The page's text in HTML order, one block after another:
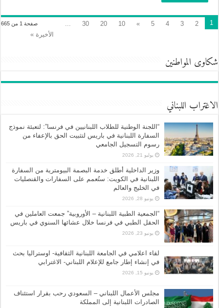
صفحة 1 من 665 1
2
3
4
5
»
10
20
30
الأخيرة »
شكاوى المواطنين
الاغتراب اللبناني
“اللجنة الوطنية للطلاب اللبنانيين في فرنسا”: لتعبئة نموذج
السفارة اللبنانية في باريس لتثبيت الحق بالإعفاء من
رسوم التسجيل الجامعي
يوليو 21, 2026
وزير الداخلية أطلق خدمة البصمة البيومترية من السفارة
اللبنانية في الكويت: ستُعمم على السفارات والقنصليات
في الخليج والعالم
يونيو 28, 2026
“الجمعية الطبية اللبنانية – الأوروبية” جمعت العاملين في
الحقل الطبي في فرنسا خلال عشائها السنوي في باريس
يونيو 23, 2026
لقاء اعلامي في الجامعة اللبنانية الثقافية- اوستراليا بحث
في إنشاء إطار جامع للإعلام اللبناني- الاغترابي
يونيو 15, 2026
مجلس الأعمال اللبناني – السعودي رحب بقرار استئناف
الصادرات اللبنانية إلى المملكة